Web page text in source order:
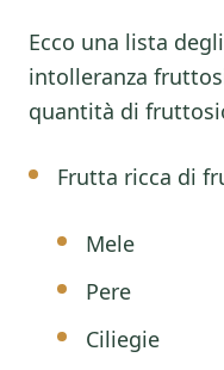
Ecco una lista
intolleranza
quantità di
Frutta ricca di
Mele
Pere
Ciliegie